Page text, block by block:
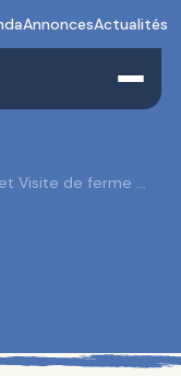
AnnoncesActualités
Visite de ferme …